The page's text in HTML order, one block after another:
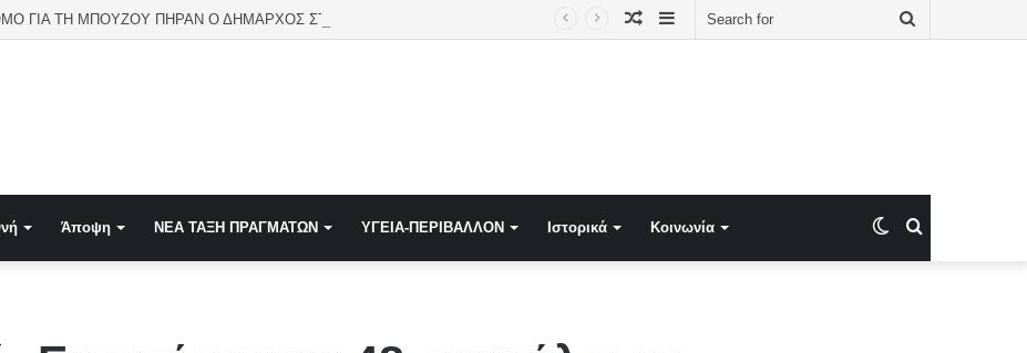
Sidebar
Random
Άποψη NEA TAΞΗ ΠΡΑΓΜΑΤΩΝ ΥΓΕΙΑ-ΠΕΡΙΒΑΛΛΟΝ Ιστορικά Κοινωνία Switch